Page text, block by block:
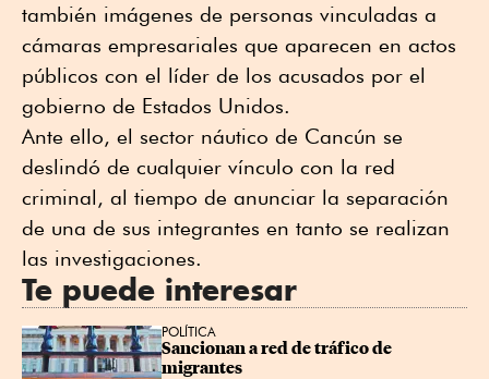
también imágenes de personas vinculadas a
cámaras empresariales que aparecen en actos
públicos con el líder de los acusados por el
gobierno de Estados Unidos.
Ante ello, el sector náutico de Cancún se
deslindó de cualquier vínculo con la red
criminal, al tiempo de anunciar la separación
de una de sus integrantes en tanto se realizan
las investigaciones.
Te puede interesar
POLÍTICA
Sancionan a red de tráfico de
migrantes